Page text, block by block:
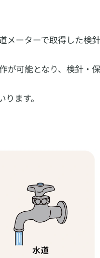
メーターで取得した検
可能となり、検針・
ます。